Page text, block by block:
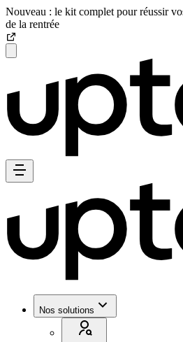
Nouveau : le kit complet pour réussir
de la rentrée
Nos solutions